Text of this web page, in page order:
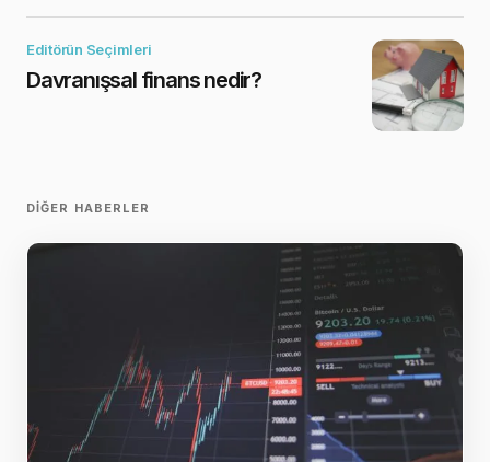
Editörün Seçimleri
Davranışsal finans nedir?
DIĞER HABERLER